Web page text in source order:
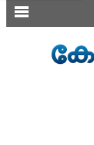
SECTIONS